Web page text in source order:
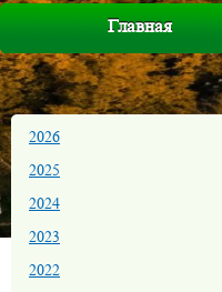
Главная
2026
2025
2024
2023
2022